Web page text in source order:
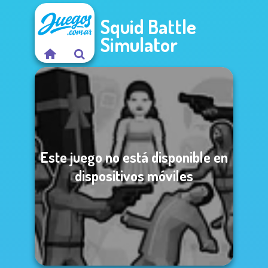
Squid Battle
Simulator
Este juego no está disponible en
dispositivos móviles